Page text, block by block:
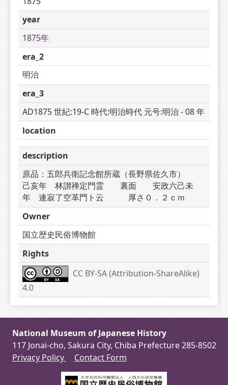
year
1875年
era_2
明治
era_3
AD1875 世紀:19-C 時代:明治時代 元号:明治 - 08 年
location
description
原品：五郎兵衛記念館所蔵（長野県佐久市）
己亥年　林讃禅定門霊　　裏面　　安政六己未
年　連寂了空革門ト云　　　厚さ０．２ｃｍ
Owner
国立歴史民俗博物館
Rights
CC BY-SA (Attribution-ShareAlike)
4.0
National Museum of Japanese History
117 Jonai-cho, Sakura City, Chiba Prefecture 285-8502
Privacy Policy
Contact Form